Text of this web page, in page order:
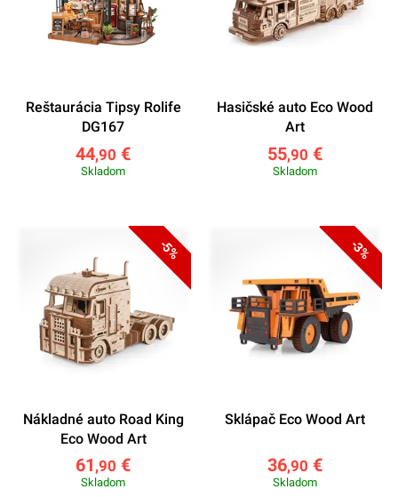
Reštaurácia Tipsy Rolife
DG167
44,90 €
Skladom
Hasičské auto Eco Wood
Art
55,90 €
Skladom
-5%
Nákladné auto Road King
Eco Wood Art
61 ,90 €
Skladom
-3%
Sklápač Eco Wood Art
36,90 €
Skladom